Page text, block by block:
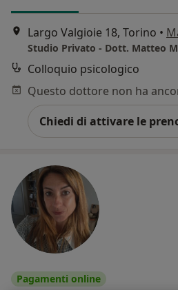
Largo Valgioie 18, Torino •
Studio Privato - Dott. Matteo
Colloquio psicologico
Chiedi di attivare le
Pagamenti online